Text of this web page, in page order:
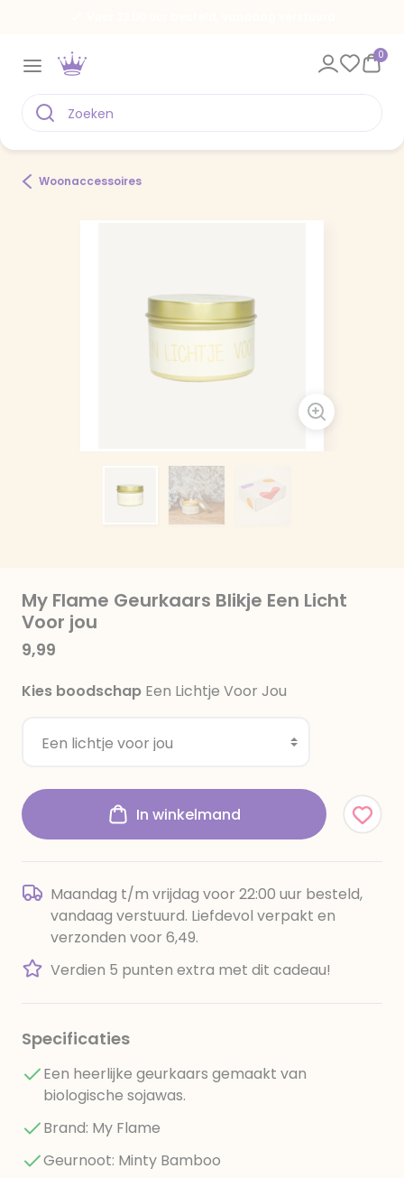
0
Woonaccessoires
My Flame Geurkaars Blikje Een Licht
Voor jou
9,99
Kies boodschap Een Lichtje Voor Jou
In winkelmand
Maandag t/m vrijdag voor 22:00 uur besteld,
vandaag verstuurd. Liefdevol verpakt en
verzonden voor 6,49.
Verdien 5 punten extra met dit cadeau!
Specificaties
Een heerlijke geurkaars gemaakt van
biologische sojawas.
Brand: My Flame
Geurnoot: Minty Bamboo